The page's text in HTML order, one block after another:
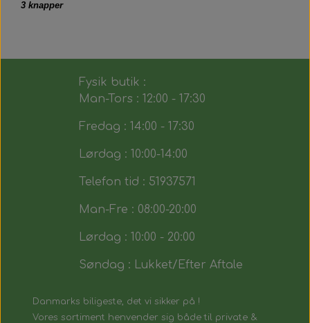
3 knapper
Fysik butik :
Man-Tors : 12:00 - 17:30
Fredag : 14:00 - 17:30
Lørdag : 10:00-14:00
Telefon tid : 51937571
Man-Fre : 08:00-20:00
Lørdag : 10:00 - 20:00
Søndag : Lukket/Efter Aftale
Danmarks biligeste, det vi sikker på !
Vores sortiment henvender sig både til private &